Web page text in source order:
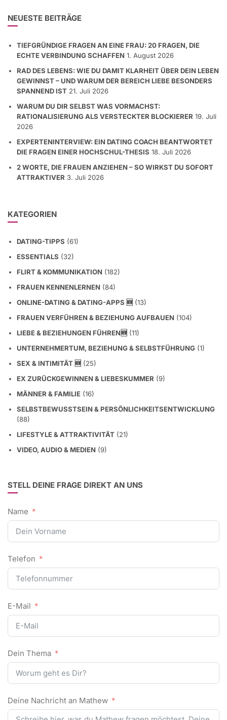
NEUESTE BEITRÄGE
TIEFGRÜNDIGE FRAGEN AN EINE FRAU: 20 FRAGEN, DIE
ECHTE VERBINDUNG SCHAFFEN 1. August 2026
RAD DES LEBENS: WIE DU DAMIT KLARHEIT ÜBER DEIN LEBEN
GEWINNST – UND WARUM DER BEREICH LIEBE BESONDERS
SPANNEND IST 21. Juli 2026
WARUM DU DIR SELBST WAS VORMACHST:
RATIONALISIERUNG ALS VERSTECKTER BLOCKIERER 19. Juli
2026
EXPERTENINTERVIEW: EIN DATING COACH BEANTWORTET
DIE FRAGEN EINER HOCHSCHUL-THESIS 18. Juli 2026
2 WORTE, DIE FRAUEN ANZIEHEN – SO WIRKST DU SOFORT
ATTRAKTIVER 3. Juli 2026
KATEGORIEN
DATING-TIPPS (61)
ESSENTIALS (32)
FLIRT & KOMMUNIKATION (182)
FRAUEN KENNENLERNEN (84)
ONLINE-DATING & DATING-APPS 🆕 (13)
FRAUEN VERFÜHREN & BEZIEHUNG AUFBAUEN (104)
LIEBE & BEZIEHUNGEN FÜHREN🆕 (11)
UNTERNEHMERTUM, BEZIEHUNG & SELBSTFÜHRUNG (1)
SEX & INTIMITÄT 🆕 (25)
EX ZURÜCKGEWINNEN & LIEBESKUMMER (9)
MÄNNER & FAMILIE (16)
SELBSTBEWUSSTSEIN & PERSÖNLICHKEITSENTWICKLUNG
(88)
LIFESTYLE & ATTRAKTIVITÄT (21)
VIDEO, AUDIO & MEDIEN (9)
STELL DEINE FRAGE DIREKT AN UNS
Name
Telefon
E-Mail
Dein Thema
Deine Nachricht an Mathew